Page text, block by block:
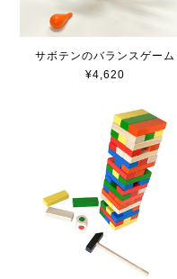
サボテンのバランスゲーム
¥4,620